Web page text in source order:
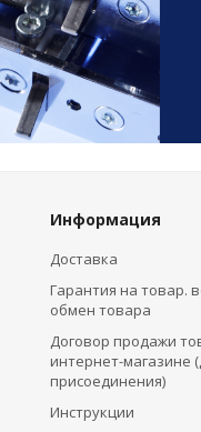
Информация
Доставка
Гарантия на товар.
обмен товара
Договор продажи
интернет-магазине
присоединения)
Инструкции